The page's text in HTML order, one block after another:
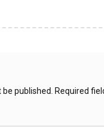
published. Required